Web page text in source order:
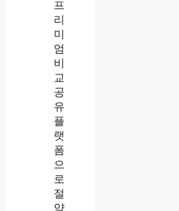
프
리
미
엄
비
교
공
유
플
랫
폼
으
로
절
약